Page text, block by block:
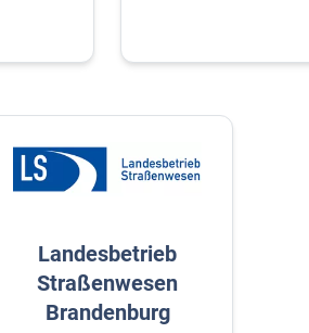
Landesbetrieb
Straßenwesen
Brandenburg